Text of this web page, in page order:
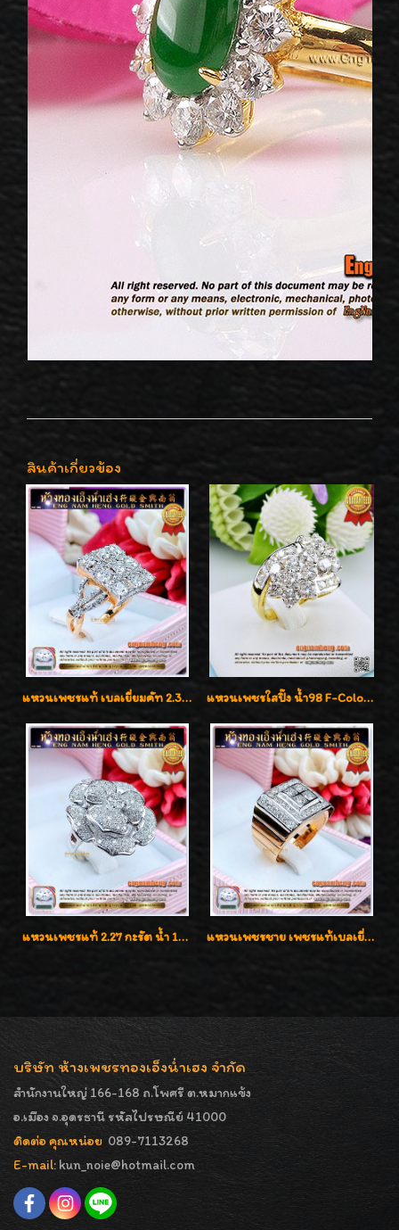
สินค้าเกี่ยวข้อง
แหวนเพชรแท้ เบลเยี่ยมคัท 2.39 กะรัต น้ำ 98 F-Color/VVS ดีไซน์หน้ากว้างหรูเต็มนิ้ว แหวนเพชรใสปิ๊ง น้ำ98 F-Color/VVS1 น้ำหนักเพชรรวม 2.56 กะรัต ใส่เต็มนิ้วเพชรเป็นน้ำเป็นเนื้อสวยมากๆค่ะ
แหวนเพชรแท้ 2.27 กะรัต น้ำ 100% เบลเยี่ยมคัท ลวดลายดอกกุหลาบหรู แหวนเพชรชาย เพชรแท้เบลเยี่ยมคัท น้ำ100% D-Color/VVS 2.46 กะรัต
บริษัท ห้างเพชรทองเอ็งน่ำเฮง จำกัด
สำนักงานใหญ่ 166-168 ถ.โพศรี ต.หมากแข้ง
อ.เมือง จ.อุดรธานี รหัสไปรษณีย์ 41000
ติดต่อ คุณหน่อย 089-7113268
E-mail: kun_noie@hotmail.com